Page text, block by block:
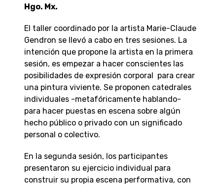
Hgo. Mx.
El taller coordinado por la artista Marie-Claude
Gendron se llevó a cabo en tres sesiones. La
intención que propone la artista en la primera
sesión, es empezar a hacer conscientes las
posibilidades de expresión corporal para crear
una pintura viviente. Se proponen catedrales
individuales -metafóricamente hablando-
para hacer puestas en escena sobre algún
hecho público o privado con un significado
personal o colectivo.
En la segunda sesión, los participantes
presentaron su ejercicio individual para
construir su propia escena performativa, con